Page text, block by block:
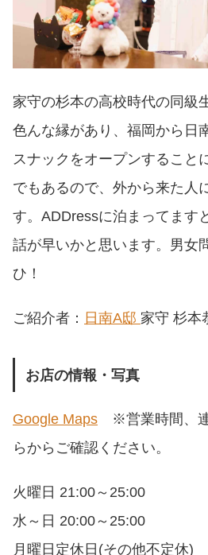
家守の杉本の高校時代の同級
色んな縁があり、福岡から日
スナックをオープンすること
でもあるので、外から来た人
す。ADDressに泊まってます
話が早いかと思います。男女
ひ！
ご紹介者： 日南A邸 家守 杉本
お店の情報・写真
Google Maps ※営業時間、
らからご確認ください。
火曜日 21:00～25:00
水～日 20:00～25:00
月曜日定休日(その他不定休)